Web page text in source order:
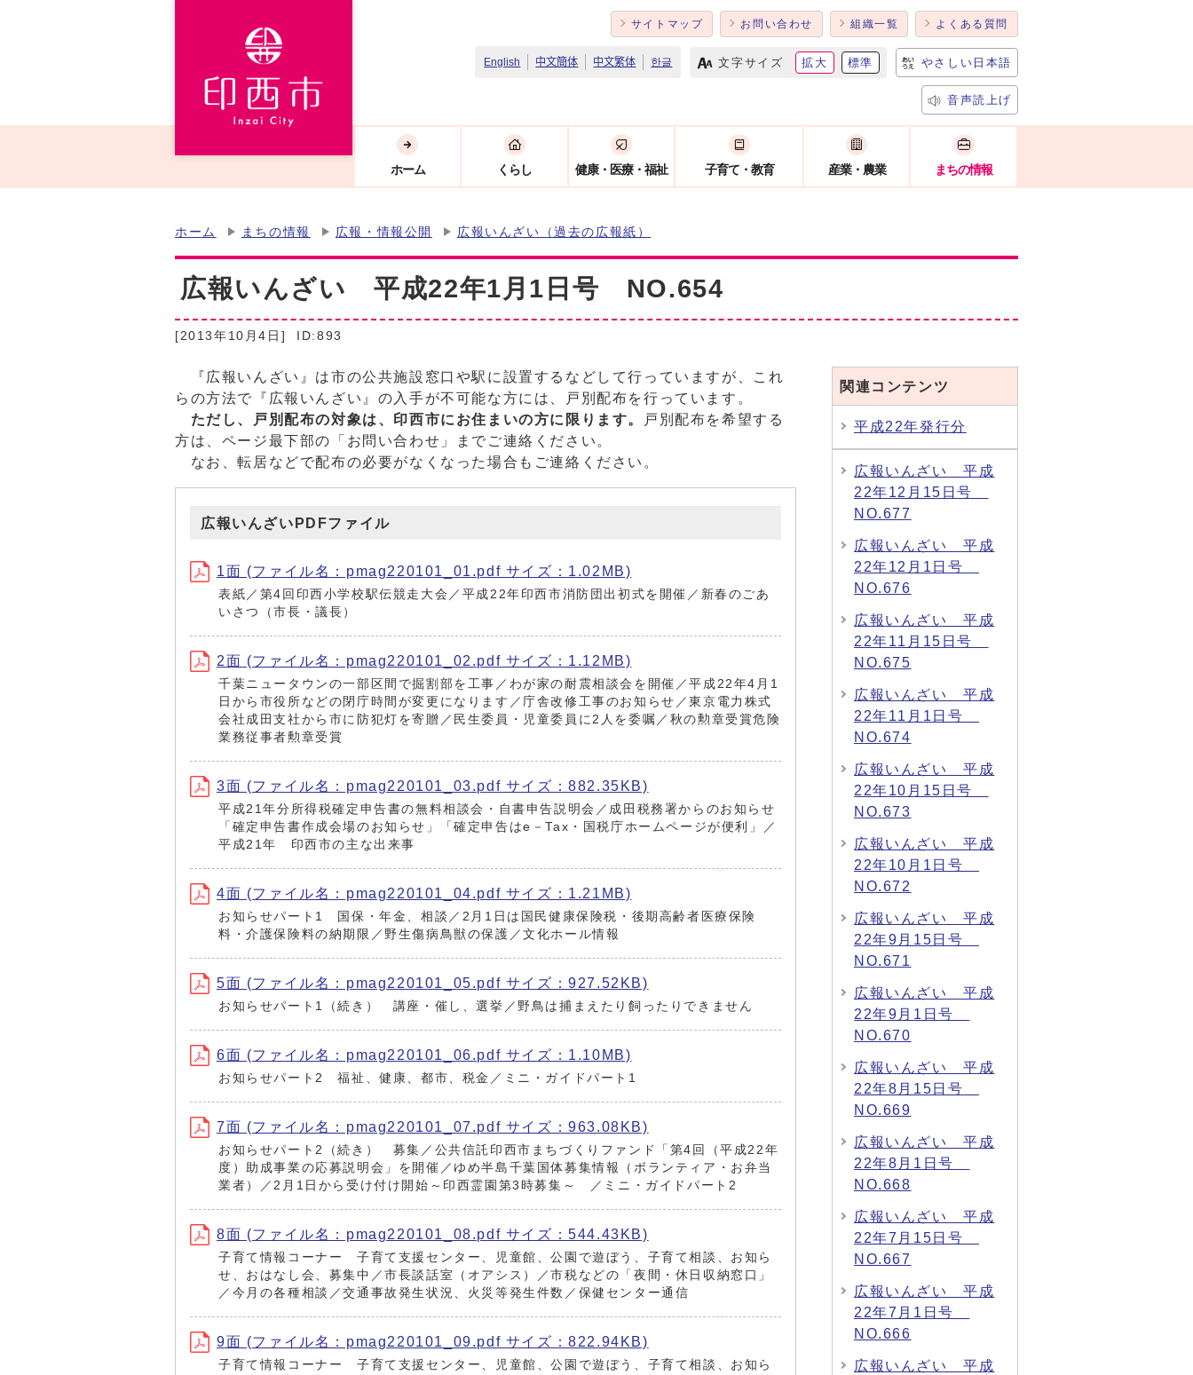
サイトマップ お問い合わせ 組織一覧 よくある質問
English 中文簡体 中文繁体 한글 文字サイズ 拡大 標準 やさしい日本語
音声読上げ
ホーム くらし 健康・医療・福祉 子育て・教育 産業・農業 まちの情報
ホーム まちの情報 広報・情報公開 広報いんざい（過去の広報紙）
広報いんざい 平成22年1月1日号 NO.654
[2013年10月4日] ID:893
『広報いんざい』は市の公共施設窓口や駅に設置するなどして行っていますが、これ
らの方法で『広報いんざい』の入手が不可能な方には、戸別配布を行っています。
ただし、戸別配布の対象は、印西市にお住まいの方に限ります。
戸別配布を希望する
方は、ページ最下部の「お問い合わせ」までご連絡ください。
なお、転居などで配布の必要がなくなった場合もご連絡ください。
広報いんざいPDFファイル
1面 (ファイル名：pmag220101_01.pdf サイズ：1.02MB)
表紙／第4回印西小学校駅伝競走大会／平成22年印西市消防団出初式を開催／新春のごあ
いさつ（市長・議長）
2面 (ファイル名：pmag220101_02.pdf サイズ：1.12MB)
千葉ニュータウンの一部区間で掘割部を工事／わが家の耐震相談会を開催／平成22年4月1
日から市役所などの閉庁時間が変更になります／庁舎改修工事のお知らせ／東京電力株式
会社成田支社から市に防犯灯を寄贈／民生委員・児童委員に2人を委嘱／秋の勲章受賞危険
業務従事者勲章受賞
3面 (ファイル名：pmag220101_03.pdf サイズ：882.35KB)
平成21年分所得税確定申告書の無料相談会・自書申告説明会／成田税務署からのお知らせ
「確定申告書作成会場のお知らせ」「確定申告はe－Tax・国税庁ホームページが便利」／
平成21年 印西市の主な出来事
4面 (ファイル名：pmag220101_04.pdf サイズ：1.21MB)
お知らせパート1 国保・年金、相談／2月1日は国民健康保険税・後期高齢者医療保険
料・介護保険料の納期限／野生傷病鳥獣の保護／文化ホール情報
5面 (ファイル名：pmag220101_05.pdf サイズ：927.52KB)
お知らせパート1（続き） 講座・催し、選挙／野鳥は捕まえたり飼ったりできません
6面 (ファイル名：pmag220101_06.pdf サイズ：1.10MB)
お知らせパート2 福祉、健康、都市、税金／ミニ・ガイドパート1
7面 (ファイル名：pmag220101_07.pdf サイズ：963.08KB)
お知らせパート2（続き） 募集／公共信託印西市まちづくりファンド「第4回（平成22年
度）助成事業の応募説明会」を開催／ゆめ半島千葉国体募集情報（ボランティア・お弁当
業者）／2月1日から受け付け開始～印西霊園第3時募集～ ／ミニ・ガイドパート2
8面 (ファイル名：pmag220101_08.pdf サイズ：544.43KB)
子育て情報コーナー 子育て支援センター、児童館、公園で遊ぼう、子育て相談、お知ら
せ、おはなし会、募集中／市長談話室（オアシス）／市税などの「夜間・休日収納窓口」
／今月の各種相談／交通事故発生状況、火災等発生件数／保健センター通信
9面 (ファイル名：pmag220101_09.pdf サイズ：822.94KB)
子育て情報コーナー 子育て支援センター、児童館、公園で遊ぼう、子育て相談、お知ら
関連コンテンツ
平成22年発行分
広報いんざい 平成
22年12月15日号
NO.677
広報いんざい 平成
22年12月1日号
NO.676
広報いんざい 平成
22年11月15日号
NO.675
広報いんざい 平成
22年11月1日号
NO.674
広報いんざい 平成
22年10月15日号
NO.673
広報いんざい 平成
22年10月1日号
NO.672
広報いんざい 平成
22年9月15日号
NO.671
広報いんざい 平成
22年9月1日号
NO.670
広報いんざい 平成
22年8月15日号
NO.669
広報いんざい 平成
22年8月1日号
NO.668
広報いんざい 平成
22年7月15日号
NO.667
広報いんざい 平成
22年7月1日号
NO.666
広報いんざい 平成